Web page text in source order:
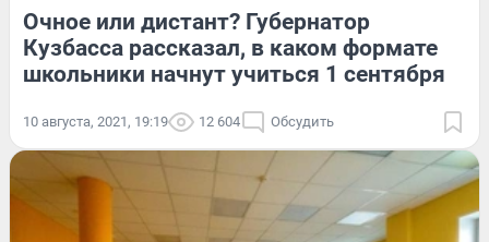
Очное или дистант? Губернатор
Кузбасса рассказал, в каком формате
школьники начнут учиться 1 сентября
10 августа, 2021, 19:19 12 604 Обсудить